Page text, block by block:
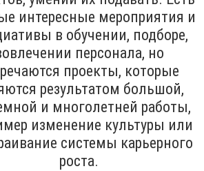
интересные мероприятия и
в обучении, подборе,
персонала, но
проекты, которые
результатом большой,
и многолетней работы,
изменение культуры или
системы карьерного
роста.